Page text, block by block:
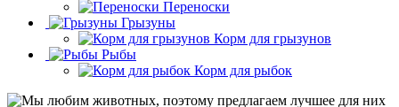
Переноски
Грызуны
Корм для грызунов
Рыбы
Корм для рыбок